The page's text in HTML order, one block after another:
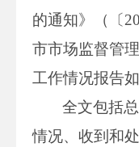
的通知》（〔
市市场监督管
工作情况报告如
全文包括
情况、收到和